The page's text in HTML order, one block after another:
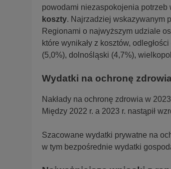
powodami niezaspokojenia potrzeb
koszty. Najrzadziej wskazywanym
Regionami o najwyższym udziale
które wynikały z kosztów,
(5,0%), dolnośląski (4,7%),
Wydatki na ochronę
Nakłady na ochronę zdrowia w
Między 2022 r. a 2023 r. nastąpił
Szacowane wydatki prywatne na
w tym bezpośrednie wydatki